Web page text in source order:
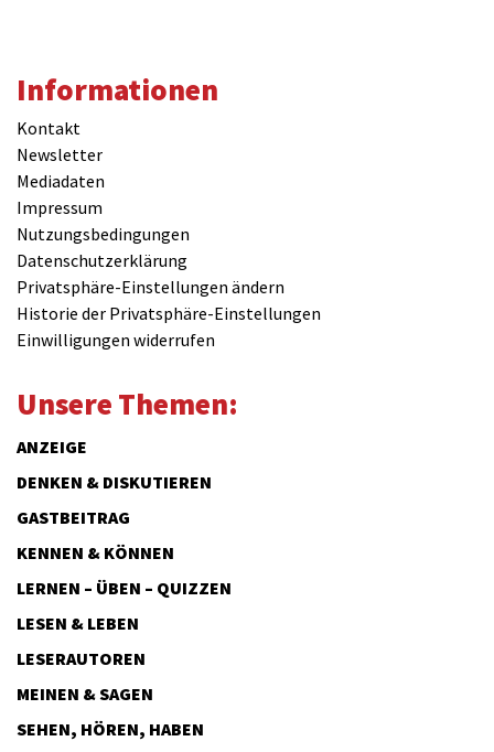
Informationen
Kontakt
Newsletter
Mediadaten
Impressum
Nutzungsbedingungen
Datenschutzerklärung
Privatsphäre-Einstellungen ändern
Historie der Privatsphäre-Einstellungen
Einwilligungen widerrufen
Unsere Themen:
ANZEIGE
DENKEN & DISKUTIEREN
GASTBEITRAG
KENNEN & KÖNNEN
LERNEN – ÜBEN – QUIZZEN
LESEN & LEBEN
LESERAUTOREN
MEINEN & SAGEN
SEHEN, HÖREN, HABEN